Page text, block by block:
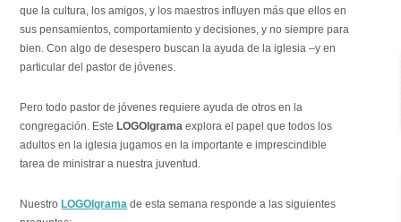
que la cultura, los amigos, y los maestros influyen más que ellos en
sus pensamientos, comportamiento y decisiones, y no siempre para
bien. Con algo de desespero buscan la ayuda de la iglesia –y en
particular del pastor de jóvenes.
Pero todo pastor de jóvenes requiere ayuda de otros en la
congregación. Este LOGOIgramaexplora el papel que todos los
adultos en la iglesia jugamos en la importante e imprescindible
tarea de ministrar a nuestra juventud.
Nuestro LOGOIgrama de esta semana responde a las siguientes